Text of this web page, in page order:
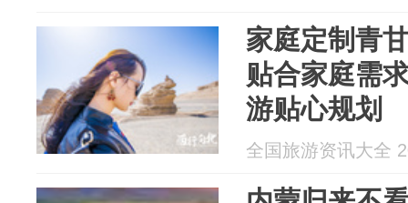
家庭定制青
贴合家庭需
游贴心规划
全国旅游资讯大全